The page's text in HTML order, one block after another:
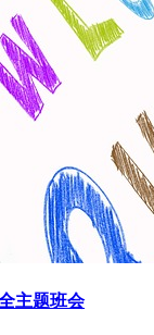
主题班会